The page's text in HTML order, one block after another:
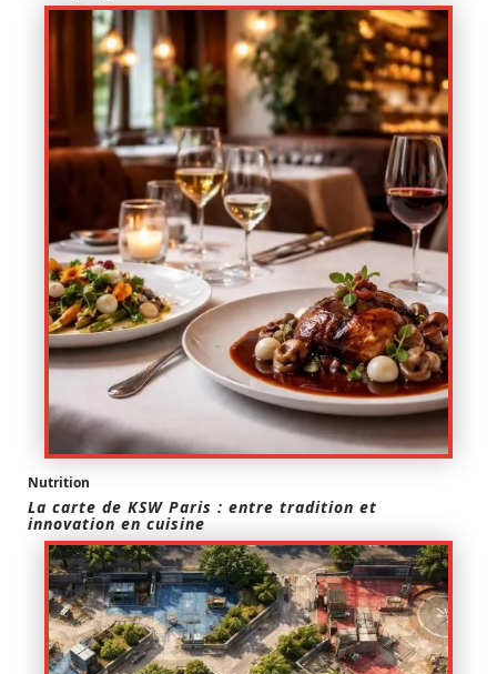
Nutrition
La carte de KSW Paris : entre tradition et
innovation en cuisine